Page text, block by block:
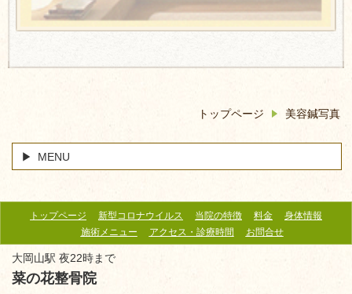
トップページ 美容鍼写真
MENU
トップページ 新型コロナウイルス 当院の特徴 料金
身体情報
施術メニュー
アクセス・診療時間 お問合せ
大岡山駅 夜22時まで
菜の花整骨院